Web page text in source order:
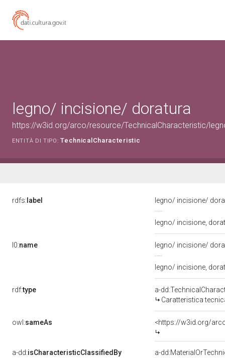
legno/ incisione/ doratura
https://w3id.org/arco/resource/TechnicalCharacteristic/
ENTITÀ DI TIPO: TechnicalCharacteristic
rdfs: label legno/ incisione/
legno/ incisione,
l0:name legno/ incisione/
legno/ incisione,
rdf:type
a-
Caratteristica
owl:sameAs <https://w3id.org/
a-dd:isCharacteristicClassifiedBy
a-